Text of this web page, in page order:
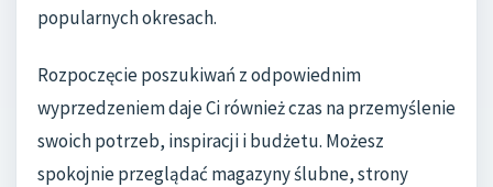
popularnych okresach.
Rozpoczęcie poszukiwań z odpowiednim
wyprzedzeniem daje Ci również czas na przemyślenie
swoich potrzeb, inspiracji i budżetu. Możesz
spokojnie przeglądać magazyny ślubne, strony